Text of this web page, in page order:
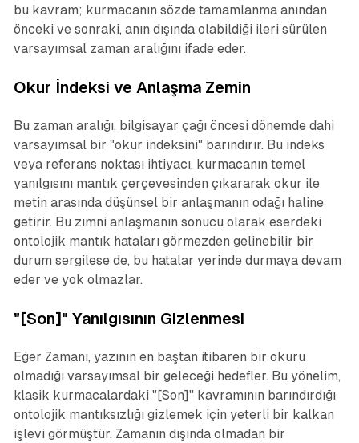
bu kavram; kurmacanın sözde tamamlanma anından
önceki ve sonraki, anın dışında olabildiği ileri sürülen
varsayımsal zaman aralığını ifade eder.
Okur İndeksi ve Anlaşma Zemin
Bu zaman aralığı, bilgisayar çağı öncesi dönemde dahi
varsayımsal bir "okur indeksini" barındırır. Bu indeks
veya referans noktası ihtiyacı, kurmacanın temel
yanılgısını mantık çerçevesinden çıkararak okur ile
metin arasında düşünsel bir anlaşmanın odağı haline
getirir. Bu zımni anlaşmanın sonucu olarak eserdeki
ontolojik mantık hataları görmezden gelinebilir bir
durum sergilese de, bu hatalar yerinde durmaya devam
eder ve yok olmazlar.
"[Son]" Yanılgısının Gizlenmesi
Eğer Zamanı, yazının en baştan itibaren bir okuru
olmadığı varsayımsal bir geleceği hedefler. Bu yönelim,
klasik kurmacalardaki "[Son]" kavramının barındırdığı
ontolojik mantıksızlığı gizlemek için yeterli bir kalkan
işlevi görmüştür. Zamanın dışında olmadan bir